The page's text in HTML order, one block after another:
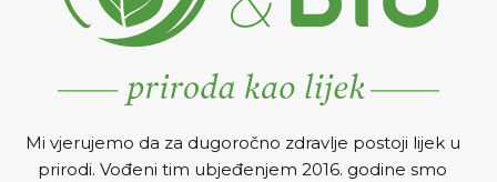
Mi vjerujemo da za dugoročno zdravlje postoji lijek u
prirodi. Vođeni tim ubjeđenjem 2016. godine smo